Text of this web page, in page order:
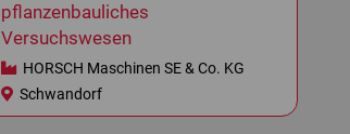
pflanzenbauliches
Versuchswesen
HORSCH Maschinen SE & Co. KG
Schwandorf